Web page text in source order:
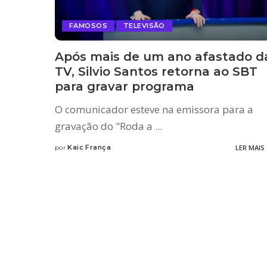
FAMOSOS TELEVISÃO
Após mais de um ano afastado
TV, Silvio Santos retorna ao SBT
para gravar programa
O comunicador esteve na emissora para a
gravação do "Roda a ...
Posted
por Kaic França LER MAIS